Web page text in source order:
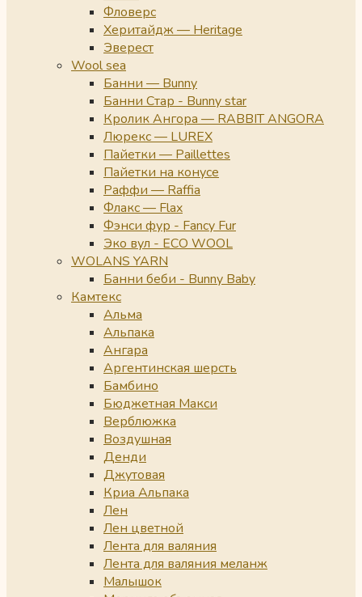
Фловерс
Херитайдж — Heritage
Эверест
Wool sea
Банни — Bunny
Банни Стар - Bunny star
Кролик Ангора — RABBIT ANGORA
Люрекс — LUREX
Пайетки — Paillettes
Пайетки на конусе
Раффи — Raffia
Флакс — Flax
Фэнси фур - Fancy Fur
Эко вул - ECO WOOL
WOLANS YARN
Банни беби - Bunny Baby
Камтекс
Альма
Альпака
Ангара
Аргентинская шерсть
Бамбино
Бюджетная Макси
Верблюжка
Воздушная
Денди
Джутовая
Криа Альпака
Лен
Лен цветной
Лента для валяния
Лента для валяния меланж
Малышок